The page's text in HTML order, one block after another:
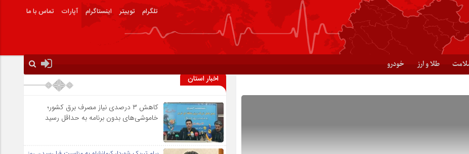
تلگرام توییتر اینستاگرام آپارات تماس با ما
طلا و ارز خودرو
اخبار استان
کاهش ۳ درصدی نیاز مصرف برق کشور؛
خاموشی‌های بدون برنامه به حداقل رسید